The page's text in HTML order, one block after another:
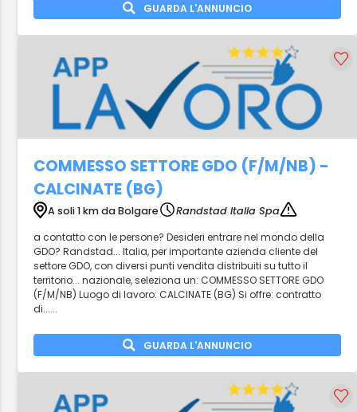
GUARDA L'ANNUNCIO
COMMESSO SETTORE GDO (F/M/NB) -
CALCINATE (BG)
A soli 1 km da Bolgare
Randstad Italia Spa
a contatto con le persone? Desideri entrare nel mondo della
GDO? Randstad... Italia, per importante azienda cliente del
settore GDO, con diversi punti vendita distribuiti su tutto il
territorio... nazionale, seleziona un: COMMESSO SETTORE GDO
(F/M/NB) Luogo di lavoro: CALCINATE (BG) Si offre: contratto
di......
GUARDA L'ANNUNCIO